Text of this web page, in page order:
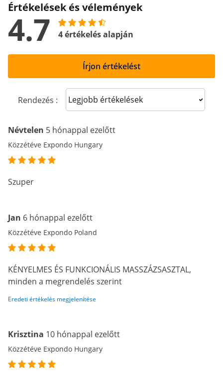
Értékelések és vélemények
4.7 4 értékelés alapján
Írjon értékelést
Rendezés : Sort reviews
Névtelen 5 hónappal ezelőtt
Közzétéve Expondo Hungary
Szuper
Jan 6 hónappal ezelőtt
Közzétéve Expondo Poland
KÉNYELMES ÉS FUNKCIONÁLIS MASSZÁZSASZTAL,
minden a megrendelés szerint
Eredeti értékelés megjelenítése
Krisztina 10 hónappal ezelőtt
Közzétéve Expondo Hungary